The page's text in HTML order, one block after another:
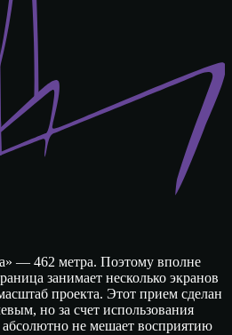
— 462 метра. Поэтому вполне
занимает несколько экранов
проекта. Этот прием сделан
но за счет использования
не мешает восприятию